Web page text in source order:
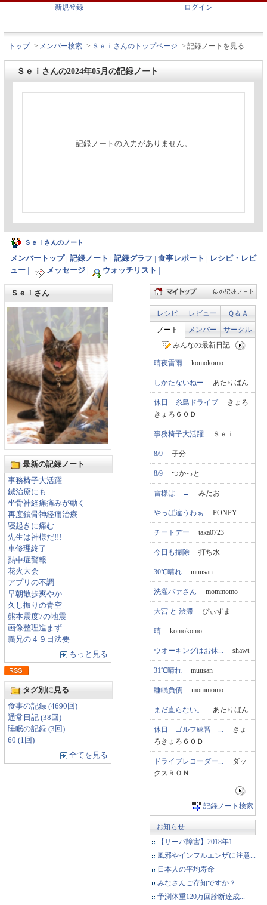
新規登録 ログイン
トップ > メンバー検索 > Ｓｅｉさんのトップページ > 記録ノートを見る
Ｓｅｉさんの2024年05月の記録ノート
記録ノートの入力がありません。
Ｓｅｉさんのノート
メンバートップ| 記録ノート 記録グラフ 食事レポート
レシピ・レビ
ュー
メッセージ ウォッチリスト
Ｓｅｉさん
最新の記録ノート
事務椅子大活躍
鍼治療にも
坐骨神経痛痛みが動く
再度鎖骨神経痛治療
寝起きに痛む
先生は神様だ!!!
車修理終了
熱中症警報
花火大会
アプリの不調
早朝散歩爽やか
久し振りの青空
熊本震度7の地震
画像整理進まず
義兄の４９日法要
もっと見る
タグ別に見る
食事の記録 (4690回)
通常日記 (38回)
睡眠の記録 (3回)
60 (1回)
全てを見る
レシピ レビュー
Ｑ＆Ａ
ノート
メンバー
サークル
みんなの最新日記
晴夜雷雨 komokomo
しかたないねー あたりばん
休日 糸島ドライブ きょろ
きょろ６０Ｄ
事務椅子大活躍 Ｓｅｉ
8/9 子分
8/9 つかっと
雷様は…→ みたお
やっぱ違うわぁ PONPY
チートデー taka0723
今日も掃除 打ち水
30℃晴れ muusan
洗濯バァさん mommomo
大宮 と 渋滞 ぴぃずま
晴 komokomo
ウオーキングはお休... shawt
31℃晴れ muusan
睡眠負債 mommomo
まだ直らない。 あたりばん
休日 ゴルフ練習 ... きょ
ろきょろ６０Ｄ
ドライブレコーダー... ダッ
クスＲＯＮ
記録ノート検索
お知らせ
【サーバ障害】2018年1...
風邪やインフルエンザに注意...
日本人の平均寿命
みなさんご存知ですか？
予測体重120万回診断達成...